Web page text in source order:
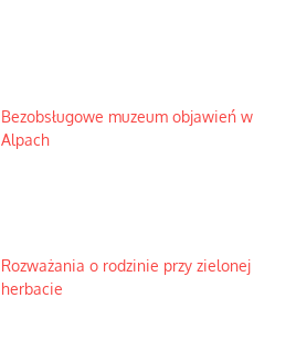
Bezobsługowe muzeum objawień w
Alpach
Rozważania o rodzinie przy zielonej
herbacie